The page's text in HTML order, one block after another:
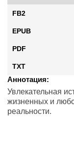
FB2
EPUB
PDF
TXT
Аннотация:
Увлекательная
жизненных и
реальности.